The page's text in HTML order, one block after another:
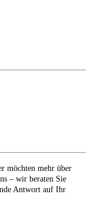
möchten mehr über
– wir beraten Sie
Antwort auf Ihr